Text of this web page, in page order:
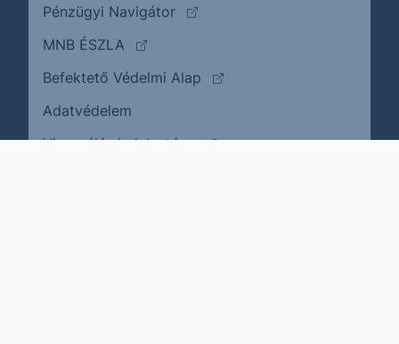
Pénzügyi Navigátor
(külső oldalra ugrik)
MNB ÉSZLA
(külső oldalra ugrik)
Befektető Védelmi Alap
(külső oldalra ugrik)
Adatvédelem
Visszaélés bejelentése(külső oldalra ugrik)